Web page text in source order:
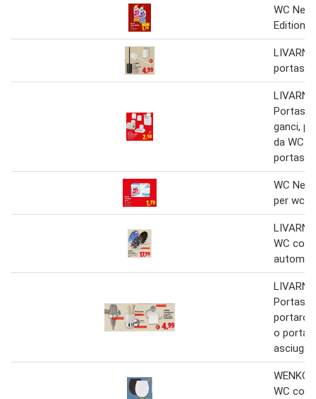
WC Net
Edition
LIVARNO
ganci,
da WC o
WC Net
per wc
WC con
LIVARNO
o porta
WENKO
WC con